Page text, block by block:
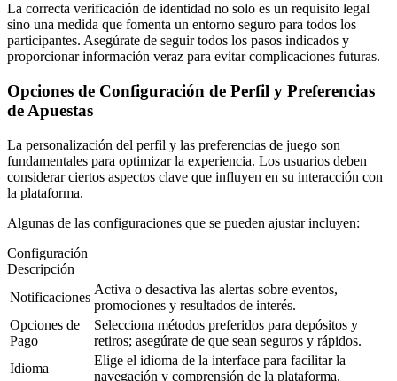
La correcta verificación de identidad no solo es un requisito legal
sino una medida que fomenta un entorno seguro para todos los
participantes. Asegúrate de seguir todos los pasos indicados y
proporcionar información veraz para evitar complicaciones futuras.
Opciones de Configuración de Perfil y Preferencias
de Apuestas
La personalización del perfil y las preferencias de juego son
fundamentales para optimizar la experiencia. Los usuarios deben
considerar ciertos aspectos clave que influyen en su interacción con
la plataforma.
Algunas de las configuraciones que se pueden ajustar incluyen:
Configuración
Descripción
Notificaciones
Activa o desactiva las alertas sobre eventos,
promociones y resultados de interés.
Opciones de
Pago
Selecciona métodos preferidos para depósitos y
retiros; asegúrate de que sean seguros y rápidos.
Idioma
Elige el idioma de la interface para facilitar la
navegación y comprensión de la plataforma.